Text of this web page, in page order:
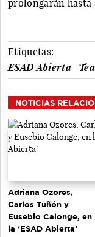
prolongarán hasta
Etiquetas:
ESAD Abierta
NOTICIAS
Adriana Ozores,
Carlos Tuñón y
Eusebio Calonge, en
la ‘ESAD Abierta’